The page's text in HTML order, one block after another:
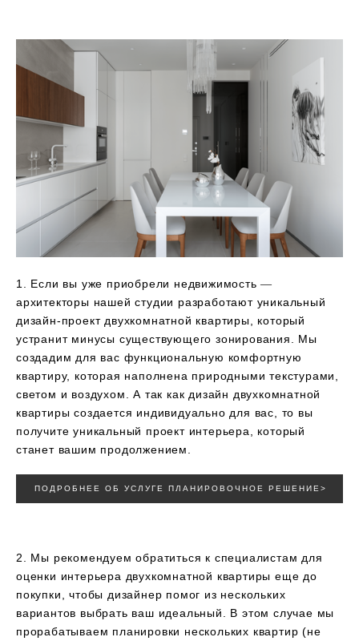
1. Если вы уже приобрели недвижимость ―
архитекторы нашей студии разработают уникальный
дизайн-проект двухкомнатной квартиры, который
устранит минусы существующего зонирования. Мы
создадим для вас функциональную комфортную
квартиру, которая наполнена природными текстурами,
светом и воздухом. А так как дизайн двухкомнатной
квартиры создается индивидуально для вас, то вы
получите уникальный проект интерьера, который
станет вашим продолжением.
ПОДРОБНЕЕ ОБ УСЛУГЕ ПЛАНИРОВОЧНОЕ РЕШЕНИЕ>
2. Мы рекомендуем обратиться к специалистам для
оценки интерьера двухкомнатной квартиры еще до
покупки, чтобы дизайнер помог из нескольких
вариантов выбрать ваш идеальный. В этом случае мы
прорабатываем планировки нескольких квартир (не